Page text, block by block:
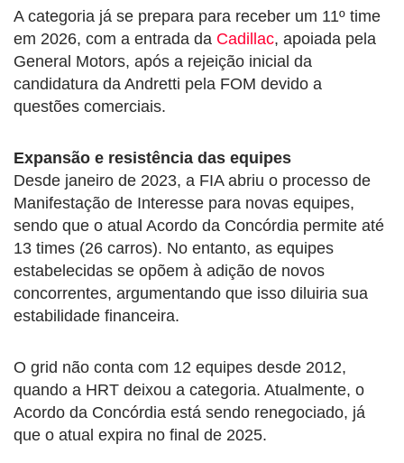
A categoria já se prepara para receber um 11º time
em 2026, com a entrada da Cadillac, apoiada pela
General Motors, após a rejeição inicial da
candidatura da Andretti pela FOM devido a
questões comerciais.
Expansão e resistência das equipes
Desde janeiro de 2023, a FIA abriu o processo de
Manifestação de Interesse para novas equipes,
sendo que o atual Acordo da Concórdia permite até
13 times (26 carros). No entanto, as equipes
estabelecidas se opõem à adição de novos
concorrentes, argumentando que isso diluiria sua
estabilidade financeira.
O grid não conta com 12 equipes desde 2012,
quando a HRT deixou a categoria. Atualmente, o
Acordo da Concórdia está sendo renegociado, já
que o atual expira no final de 2025.